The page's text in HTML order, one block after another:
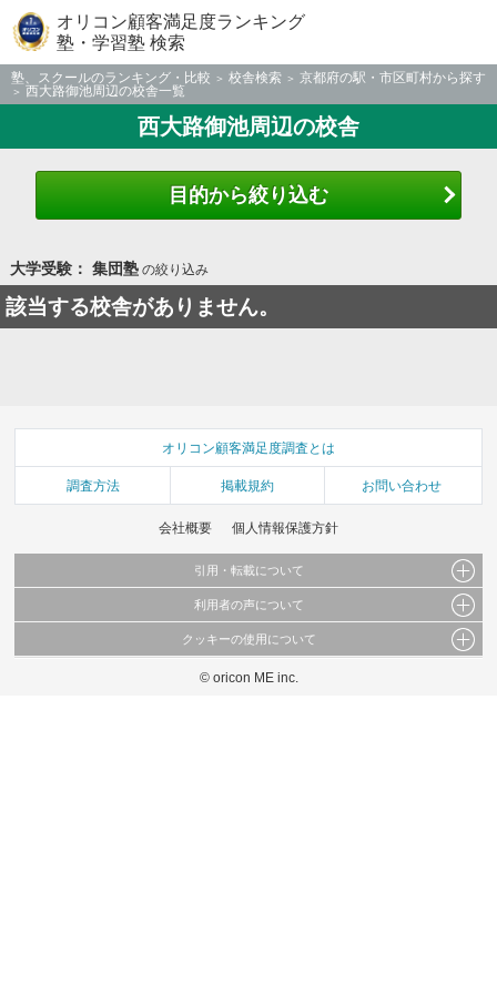
オリコン顧客満足度ランキング
塾・学習塾 検索
塾、スクールのランキング・比較 校舎検索
京都府の駅・市区町村から探す
西大路御池周辺の校舎一覧
西大路御池周辺の校舎
目的から絞り込む
大学受験： 集団塾の絞り込み
該当する校舎がありません。
オリコン顧客満足度調査とは
調査方法 掲載規約 お問い合わせ
会社概要 個人情報保護方針
引用・転載について
当サイトで公開されている情報（文字、写真、イラスト、画像データ等）及びこれらの配
これらの情報を権利者の許可なく無断転載・複製などの二次利用を行うことは固く禁じて
利用者の声について
当サイトに掲載している内容はすべてサービスの利用者が提出された見解・感想です。
弊社の見解・ 意見ではないことをご理解いただいた上でご覧ください。
クッキーの使用について
このサイトでは Cookie を使用して、ユーザーに合わせたコンテンツや広告の表示、ソー
© oricon ME inc.